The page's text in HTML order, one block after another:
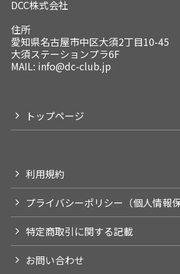
DCC株式会社
住所
愛知県名古屋市中区大須2丁目10-45
大須ステーションプラ6F
MAIL: info@dc-club.jp
トップページ
利用規約
プライバシーポリシー（個人情報保
特定商取引に関する記載
お問い合わせ